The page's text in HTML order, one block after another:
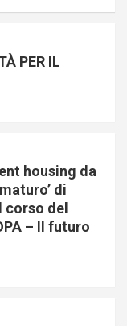
PER IL
housing da
di
corso del
– Il futuro